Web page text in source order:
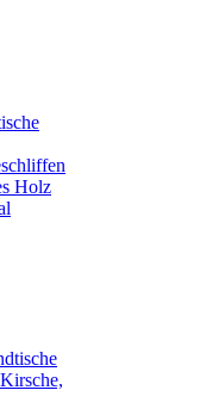
Holz